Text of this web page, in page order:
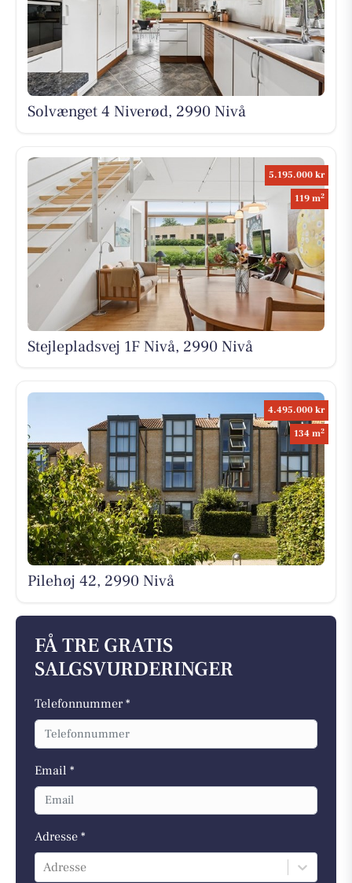
Solvænget 4 Niverød, 2990 Nivå
5.195.000 kr
119 m2
Stejlepladsvej 1F Nivå, 2990 Nivå
4.495.000 kr
134 m2
Pilehøj 42, 2990 Nivå
FÅ TRE GRATIS
SALGSVURDERINGER
Telefonnummer *
Email *
Adresse *
Adresse